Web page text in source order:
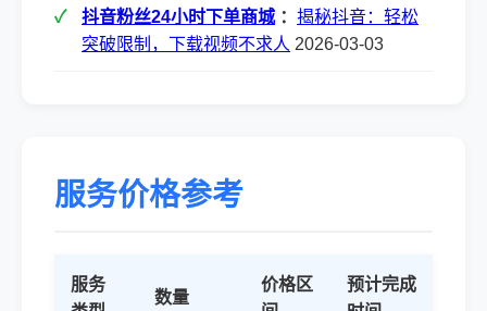
抖音粉丝24小时下单商城： 揭秘抖音：轻松
突破限制，下载视频不求人 2026-03-03
服务价格参考
服务
数量
价格区
预计完成